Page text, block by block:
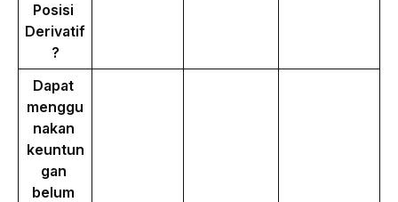
Posisi
Derivatif
?
Dapat
menggu
nakan
keuntun
gan
belum